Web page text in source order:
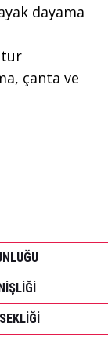
dayama
çanta ve